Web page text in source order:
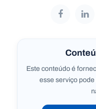
Este conteúdo é
esse serviço